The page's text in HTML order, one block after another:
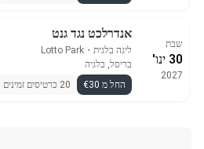
שבת
30 ינו'
2027
אנדרלכט נגד גנט
ליגה בלגית ・
Lotto Park
בריסל, בלגיה
החל מ €30
20 כרטיסים זמינים